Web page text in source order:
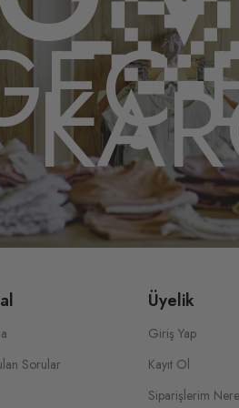
Sorular
Üyelik
Giriş Yap
Kayıt Ol
Siparişlerim